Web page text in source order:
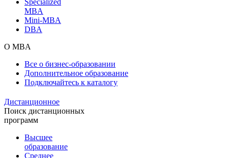
MBA
Mini-MBA
DBA
О MBA
Все о бизнес-образовании
Дополнительное образование
Подключайтесь к каталогу
Дистанционное
Поиск дистанционных
программ
Высшее
образование
Среднее